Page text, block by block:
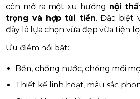
còn mở ra một xu hướng nội
trọng và hợp túi tiền. Đặc biệt
đây là lựa chọn vừa đẹp vừa tiện
Ưu điểm nổi bật:
Bền, chống nước, chống mối
Thiết kế linh hoạt, màu sắc